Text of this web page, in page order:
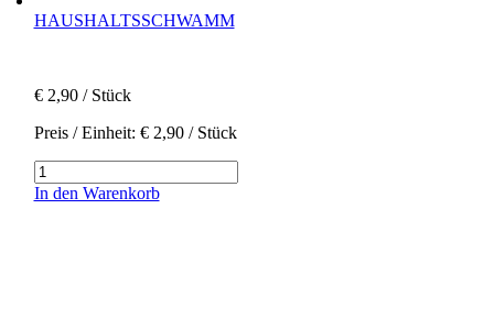
HAUSHALTSSCHWAMM
€2,90/ Stück
Preis / Einheit: €2,90/ Stück
Haushaltsschwamm
Menge
In den Warenkorb